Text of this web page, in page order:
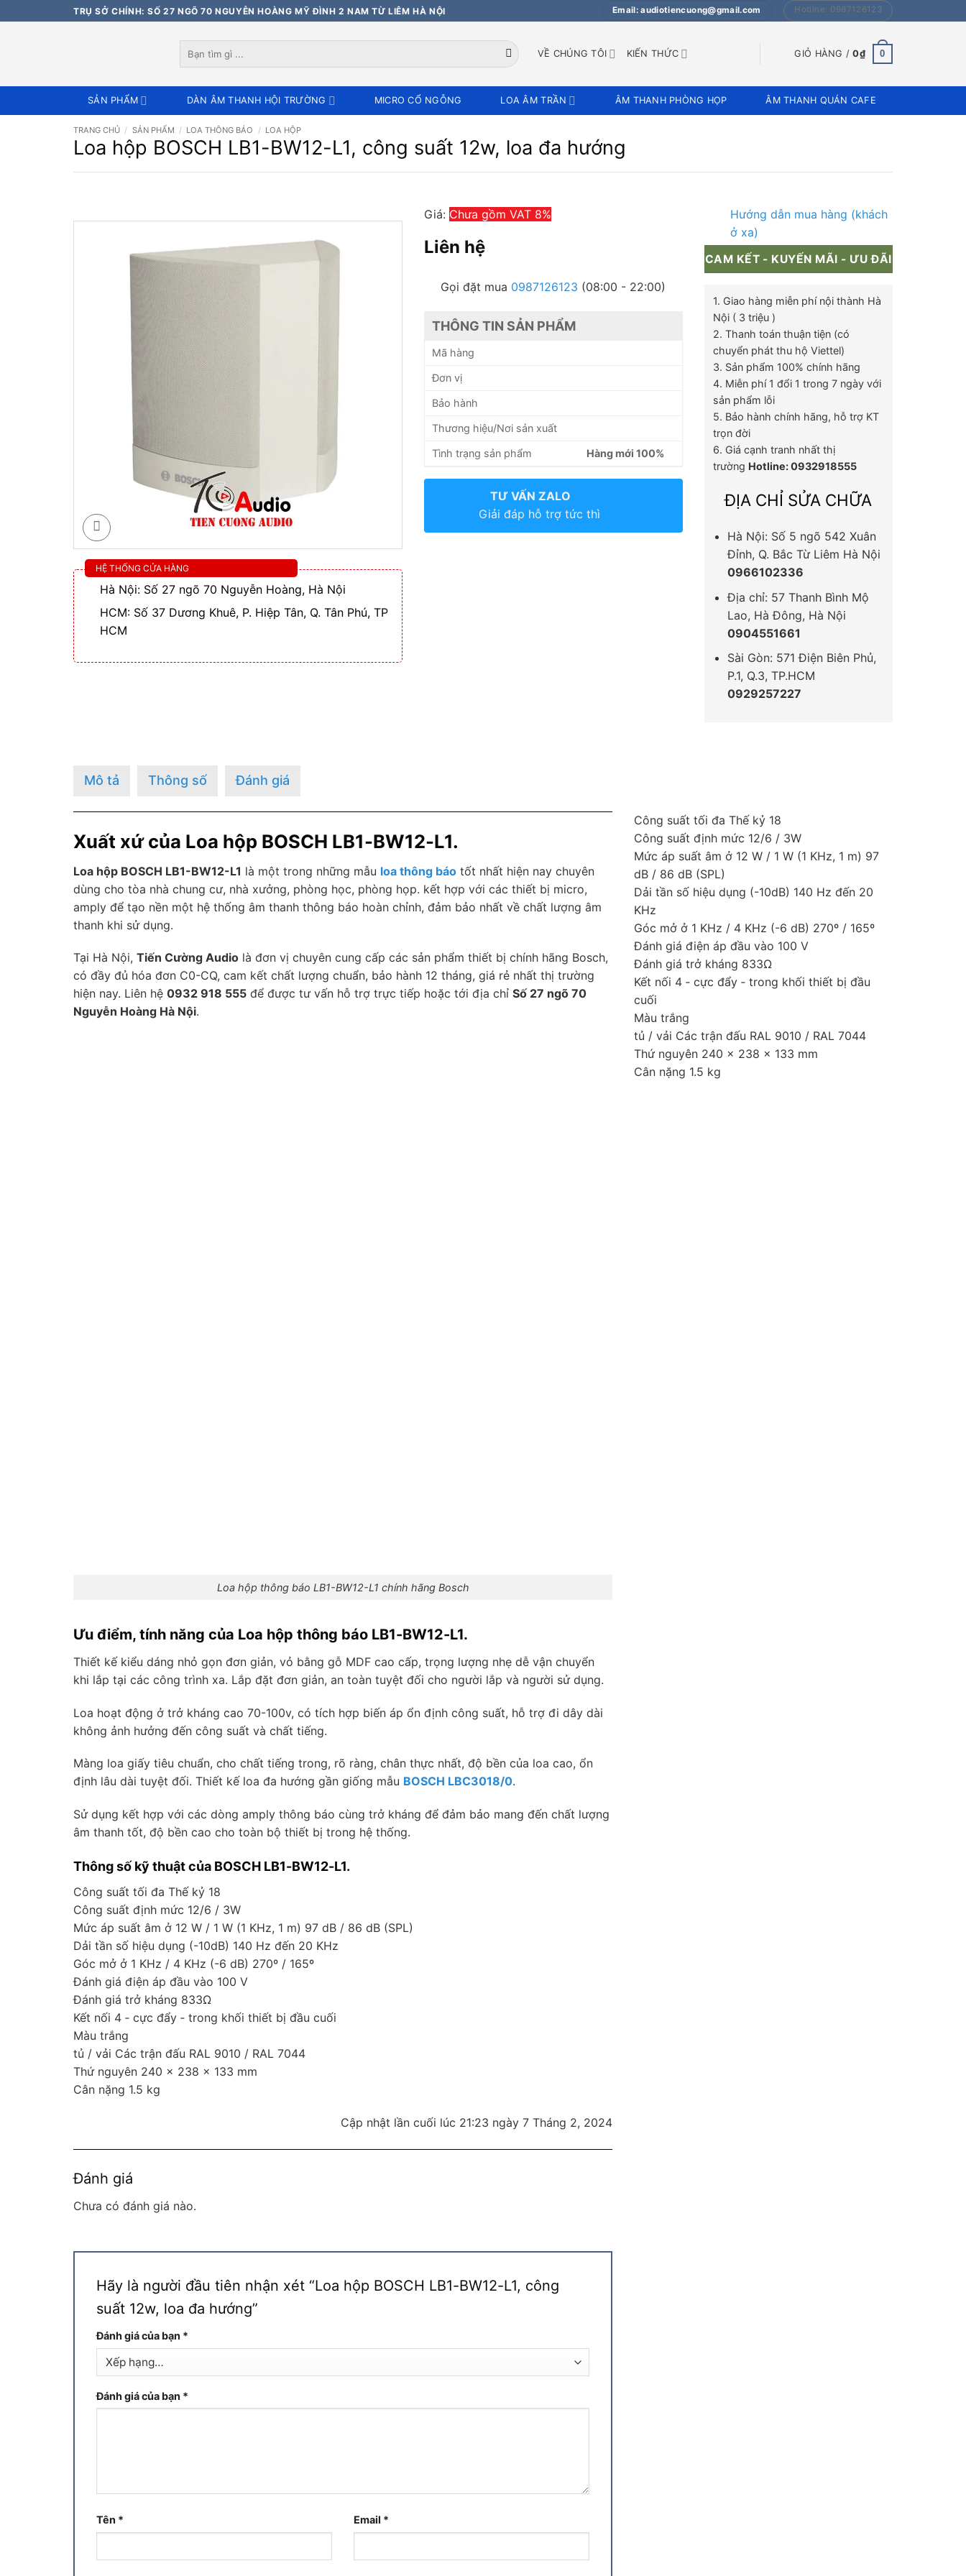
qua
TRỤ SỞ CHÍNH: SỐ 27 NGÕ 70 NGUYỄN HOÀNG MỸ ĐÌNH 2 NAM TỪ LIÊM HÀ NỘI Email: audiotiencuong@gmail.com Hotline: 0987126123
kiếm:
VỀ CHÚNG TÔI KIẾN THỨC GIỎ HÀNG /0₫ 0
SẢN PHẨM DÀN ÂM THANH HỘI TRƯỜNG MICRO CỔ NGỖNG LOA ÂM TRẦN ÂM THANH PHÒNG HỌP ÂM THANH QUÁN CAFE
TRANG CHỦ / SẢN PHẨM / LOA THÔNG BÁO / LOA HỘP
Loa hộp BOSCH LB1-BW12-L1, công suất 12w, loa đa hướng
HỆ THỐNG CỬA HÀNG
Hà Nội: Số 27 ngõ 70 Nguyễn Hoàng, Hà Nội
HCM: Số 37 Dương Khuê, P. Hiệp Tân, Q. Tân Phú, TP
HCM
Giá: Chưa gồm VAT 8%
Liên hệ
Gọi đặt mua 0987126123 (08:00 - 22:00)
THÔNG TIN SẢN PHẨM
Mã hàng
Đơn vị
Bảo hành
Thương hiệu/Nơi sản xuất
Tình trạng sản phẩm Hàng mới 100%
TƯ VẤN ZALO
Giải đáp hỗ trợ tức thì
Hướng dẫn mua hàng (khách
ở xa)
CAM KẾT - KUYẾN MÃI - ƯU ĐÃI
1. Giao hàng miễn phí nội thành Hà
Nội ( 3 triệu )
2. Thanh toán thuận tiện (có
chuyển phát thu hộ Viettel)
3. Sản phẩm 100% chính hãng
4. Miễn phí 1 đổi 1 trong 7 ngày với
sản phẩm lỗi
5. Bảo hành chính hãng, hỗ trợ KT
trọn đời
6. Giá cạnh tranh nhất thị
trường Hotline: 0932918555
ĐỊA CHỈ SỬA CHỮA
Hà Nội: Số 5 ngõ 542 Xuân
Đỉnh, Q. Bắc Từ Liêm Hà Nội
0966102336
Địa chỉ: 57 Thanh Bình Mộ
Lao, Hà Đông, Hà Nội
0904551661
Sài Gòn: 571 Điện Biên Phủ,
P.1, Q.3, TP.HCM
0929257227
Mô tả Thông số Đánh giá
Xuất xứ của Loa hộp BOSCH LB1-BW12-L1.
Loa hộp BOSCH LB1-BW12-L1 là một trong những mẫu loa thông báo tốt nhất hiện nay chuyên
dùng cho tòa nhà chung cư, nhà xưởng, phòng học, phòng họp. kết hợp với các thiết bị micro,
amply để tạo nền một hệ thống âm thanh thông báo hoàn chỉnh, đảm bảo nhất về chất lượng âm
thanh khi sử dụng.
Tại Hà Nội, Tiến Cường Audio là đơn vị chuyên cung cấp các sản phẩm thiết bị chính hãng Bosch,
có đầy đủ hóa đơn C0-CQ, cam kết chất lượng chuẩn, bảo hành 12 tháng, giá rẻ nhất thị trường
hiện nay. Liên hệ 0932 918 555 để được tư vấn hỗ trợ trực tiếp hoặc tới địa chỉ Số 27 ngõ 70
Nguyễn Hoàng Hà Nội.
Loa hộp thông báo LB1-BW12-L1 chính hãng Bosch
Ưu điểm, tính năng của Loa hộp thông báo LB1-BW12-L1.
Thiết kế kiểu dáng nhỏ gọn đơn giản, vỏ bằng gỗ MDF cao cấp, trọng lượng nhẹ dễ vận chuyển
khi lắp tại các công trình xa. Lắp đặt đơn giản, an toàn tuyệt đối cho người lắp và người sử dụng.
Loa hoạt động ở trở kháng cao 70-100v, có tích hợp biến áp ổn định công suất, hỗ trợ đi dây dài
không ảnh hưởng đến công suất và chất tiếng.
Màng loa giấy tiêu chuẩn, cho chất tiếng trong, rõ ràng, chân thực nhất, độ bền của loa cao, ổn
định lâu dài tuyệt đối. Thiết kế loa đa hướng gần giống mẫu BOSCH LBC3018/0.
Sử dụng kết hợp với các dòng amply thông báo cùng trở kháng để đảm bảo mang đến chất lượng
âm thanh tốt, độ bền cao cho toàn bộ thiết bị trong hệ thống.
Thông số kỹ thuật của BOSCH LB1-BW12-L1.
Công suất tối đa Thế kỷ 18
Công suất định mức 12/6 / 3W
Mức áp suất âm ở 12 W / 1 W (1 KHz, 1 m) 97 dB / 86 dB (SPL)
Dải tần số hiệu dụng (-10dB) 140 Hz đến 20 KHz
Góc mở ở 1 KHz / 4 KHz (-6 dB) 270º / 165º
Đánh giá điện áp đầu vào 100 V
Đánh giá trở kháng 833Ω
Kết nối 4 ‑ cực đẩy ‑ trong khối thiết bị đầu cuối
Màu trắng
tủ / vải Các trận đấu RAL 9010 / RAL 7044
Thứ nguyên 240 x 238 x 133 mm
Cân nặng 1.5 kg
Cập nhật lần cuối lúc 21:23 ngày 7 Tháng 2, 2024
Đánh giá
Chưa có đánh giá nào.
Hãy là người đầu tiên nhận xét “Loa hộp BOSCH LB1-BW12-L1, công
suất 12w, loa đa hướng”
Đánh giá của bạn *
Đánh giá của bạn *
Tên * Email *
Công suất tối đa Thế kỷ 18
Công suất định mức 12/6 / 3W
Mức áp suất âm ở 12 W / 1 W (1 KHz, 1 m) 97
dB / 86 dB (SPL)
Dải tần số hiệu dụng (-10dB) 140 Hz đến 20
KHz
Góc mở ở 1 KHz / 4 KHz (-6 dB) 270º / 165º
Đánh giá điện áp đầu vào 100 V
Đánh giá trở kháng 833Ω
Kết nối 4 ‑ cực đẩy ‑ trong khối thiết bị đầu
cuối
Màu trắng
tủ / vải Các trận đấu RAL 9010 / RAL 7044
Thứ nguyên 240 x 238 x 133 mm
Cân nặng 1.5 kg